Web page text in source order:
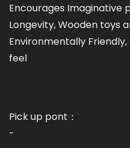
Encourages Imaginative
Longevity, Wooden toys
Environmentally
feel
Pick up pont：
-